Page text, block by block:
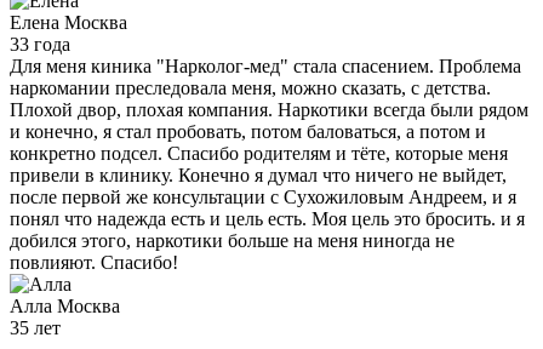
Елена Москва
33 года
Для меня киника "Нарколог-мед" стала спасением. Проблема
наркомании преследовала меня, можно сказать, с детства.
Плохой двор, плохая компания. Наркотики всегда были рядом
и конечно, я стал пробовать, потом баловаться, а потом и
конкретно подсел. Спасибо родителям и тёте, которые меня
привели в клинику. Конечно я думал что ничего не выйдет,
после первой же консультации с Сухожиловым Андреем, и я
понял что надежда есть и цель есть. Моя цель это бросить. и я
добился этого, наркотики больше на меня ниногда не
повлияют. Спасибо!
Алла Москва
35 лет